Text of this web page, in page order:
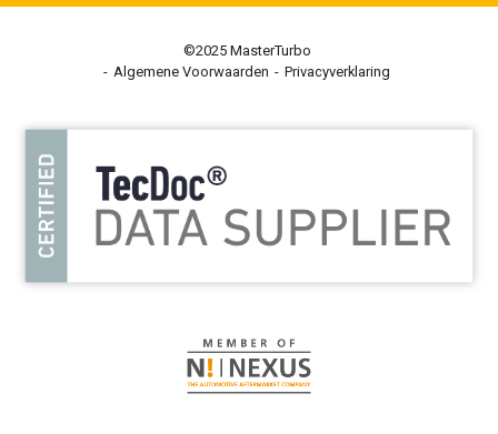
©2025 MasterTurbo
Algemene Voorwaarden
Privacyverklaring